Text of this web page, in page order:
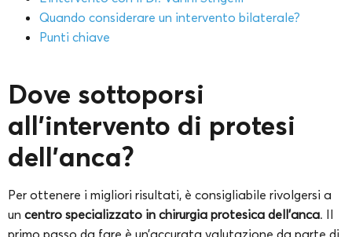
Quando considerare un intervento bilaterale?
Punti chiave
Dove sottoporsi
all’intervento di protesi
dell’anca?
Per ottenere i migliori risultati, è consigliabile rivolgersi a
un centro specializzato in chirurgia protesica dell’anca. Il
primo passo da fare è un’accurata valutazione da parte di